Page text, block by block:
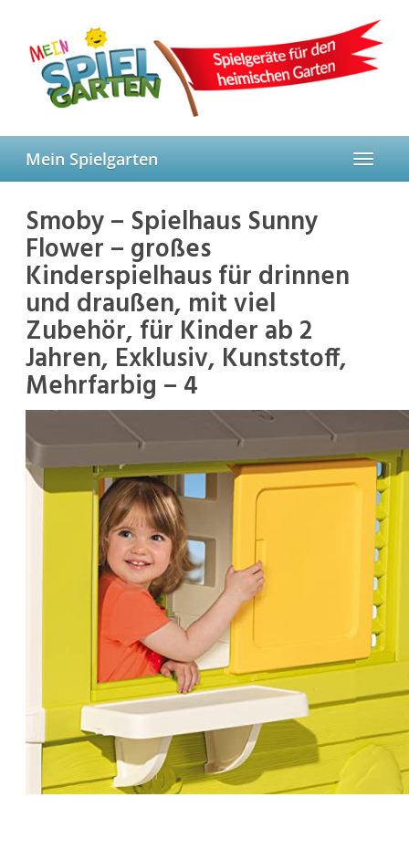
content
Toggle
Mein Spielgarten
Smoby – Spielhaus Sunny
Flower – großes
Kinderspielhaus für drinnen
und draußen, mit viel
Zubehör, für Kinder ab 2
Jahren, Exklusiv, Kunststoff,
Mehrfarbig – 4